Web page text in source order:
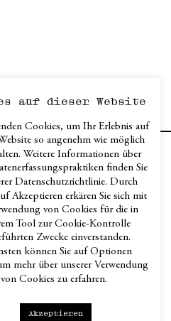
Contacts & Imprint
Privacy
Terms & Conditions /
Disclaimer / Return
Policy
Instagram
LinkedIn
auf dieser Website
Cookies, um Ihr Erlebnis auf
so angenehm wie möglich
Weitere Informationen über
finden Sie
Datenschutzrichtlinie. Durch
Akzeptieren erkären Sie sich mit
von Cookies für die in
Tool zur Cookie-Kontrolle
Zwecke einverstanden.
können Sie auf Optionen
mehr über unserer Verwendung
von Cookies zu erfahren.
Akzeptieren